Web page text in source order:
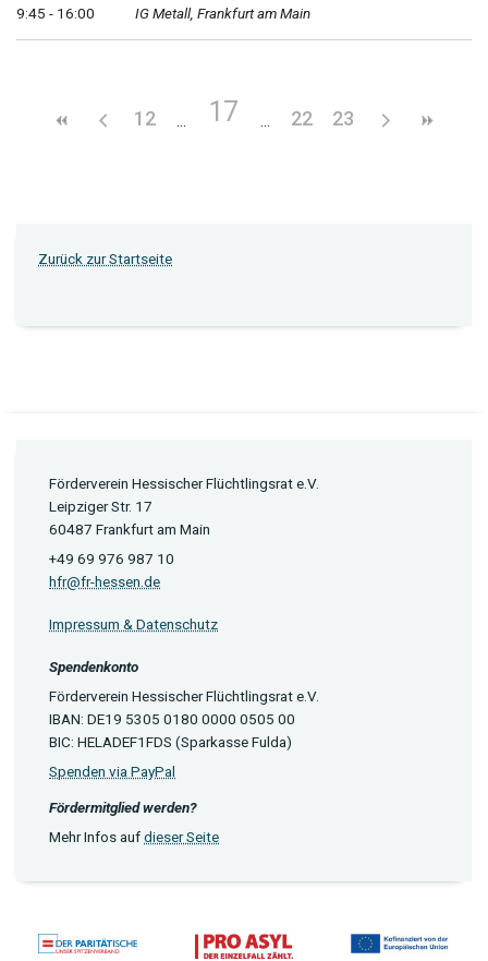
9:45 - 16:00
IG Metall, Frankfurt am Main
12 17 22 23
Zurück zur Startseite
Förderverein Hessischer Flüchtlingsrat e.V.
Leipziger Str. 17
60487 Frankfurt am Main
+49 69 976 987 10
hfr@fr-hessen.de
Impressum & Datenschutz
Spendenkonto
Förderverein Hessischer Flüchtlingsrat e.V.
IBAN: DE19 5305 0180 0000 0505 00
BIC: HELADEF1FDS (Sparkasse Fulda)
Spenden via PayPal
Fördermitglied werden?
Mehr Infos aufdieser Seite